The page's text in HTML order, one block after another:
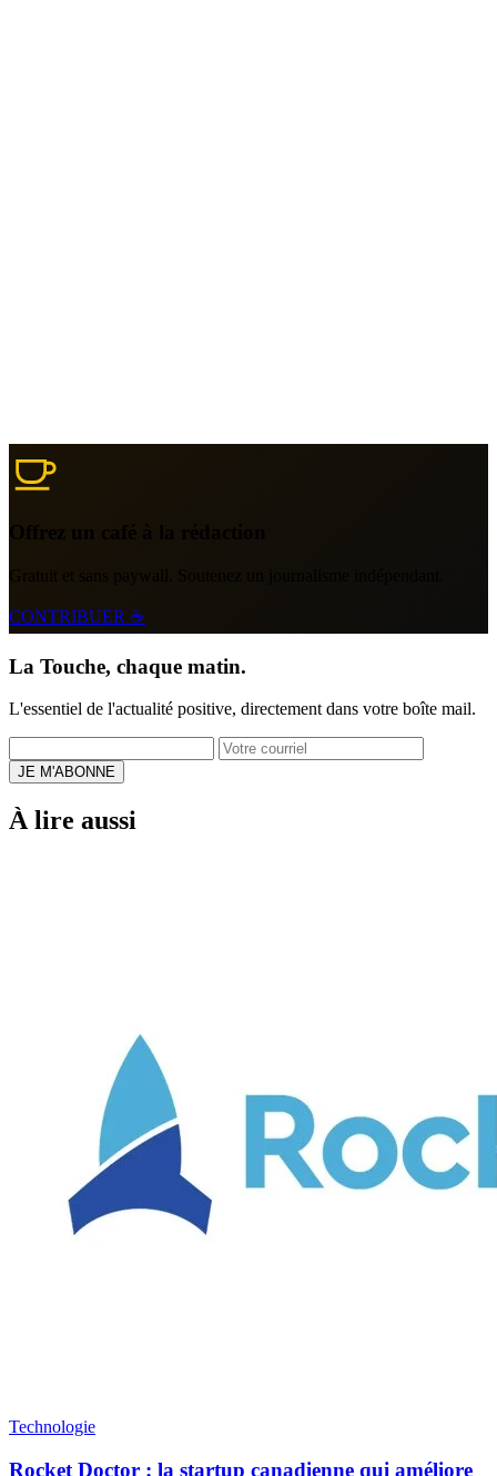
Offrez un café à la rédaction
CONTRIBUER ☕
La Touche, chaque matin.
L'essentiel de l'actualité positive, directement dans votre boîte mail.
JE M'ABONNE
À lire aussi
Technologie
Rocket Doctor : la startup canadienne qui améliore